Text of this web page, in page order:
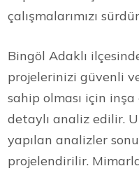
çalışmalarımızı
Bingöl Adaklı
projelerinizi güvenli
sahip olması için
detaylı analiz edilir.
yapılan analizler
projelendirilir.